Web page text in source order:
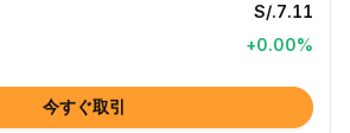
S/.7.11
+0.00%
今すぐ取引